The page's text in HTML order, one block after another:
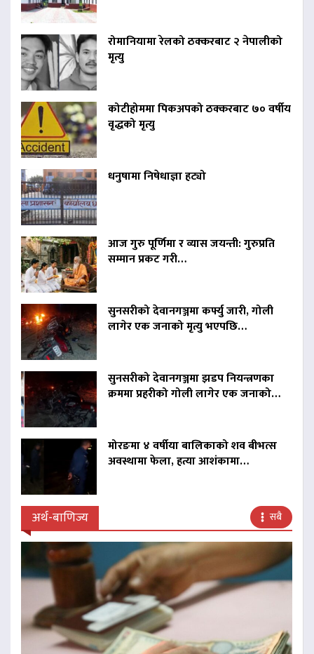
रोमानियामा रेलको ठक्करबाट २ नेपालीको
मृत्यु
कोटीहोममा पिकअपको ठक्करबाट ७० वर्षीय
वृद्धको मृत्यु
धनुषामा निषेधाज्ञा हट्यो
आज गुरु पूर्णिमा र व्यास जयन्ती: गुरुप्रति
सम्मान प्रकट गरी…
सुनसरीको देवानगञ्जमा कर्फ्यु जारी, गोली
लागेर एक जनाको मृत्यु भएपछि…
सुनसरीको देवानगञ्जमा झडप नियन्त्रणका
क्रममा प्रहरीको गोली लागेर एक जनाको…
मोरङमा ४ वर्षीया बालिकाको शव बीभत्स
अवस्थामा फेला, हत्या आशंकामा…
अर्थ-बाणिज्य सबै